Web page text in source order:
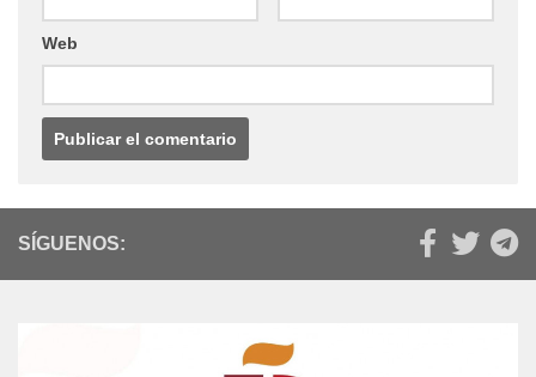
Web
SÍGUENOS: